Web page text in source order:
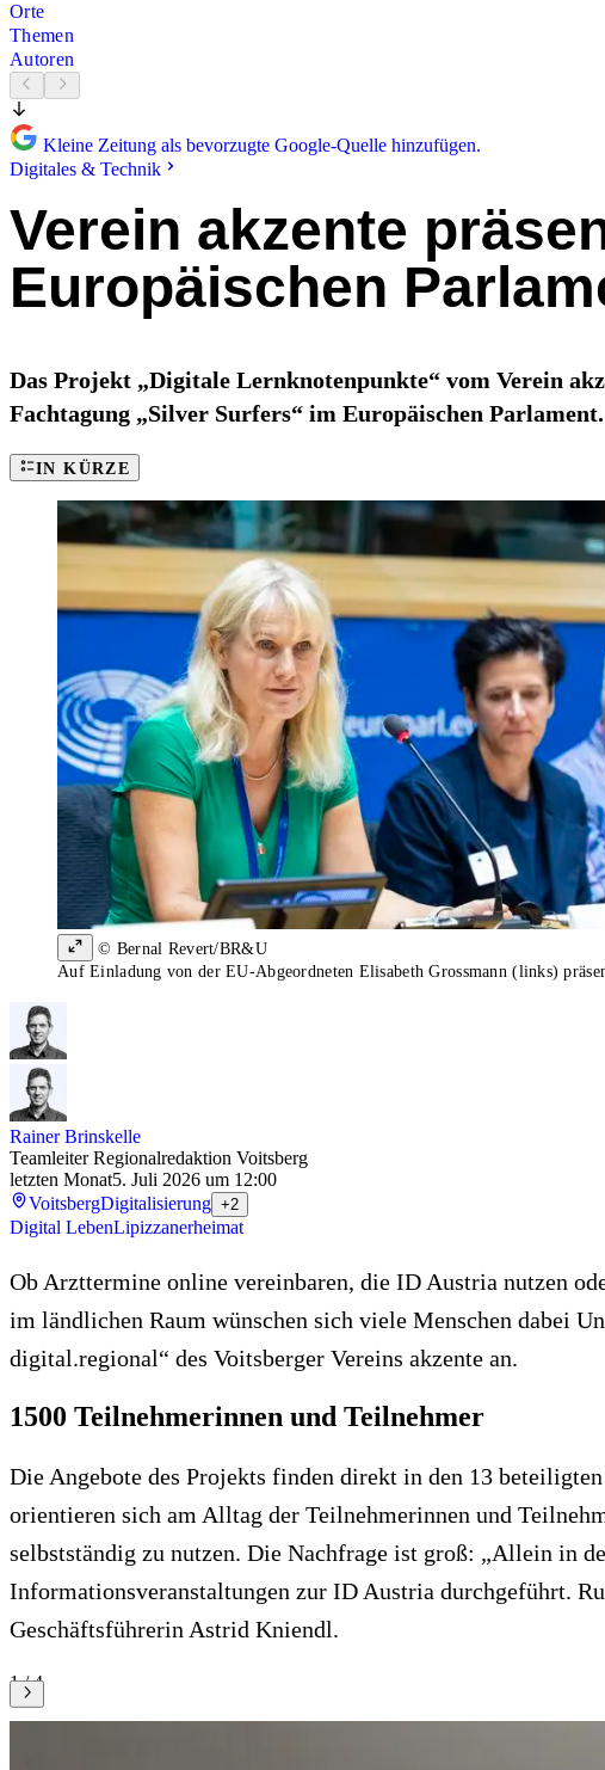
Orte
Themen
Autoren
Kleine Zeitung als bevorzugte Google-Quelle hinzufügen.
Digitales & Technik
Verein akzente
Europäischen
Das Projekt „Digitale Lernknotenpunkte“ vom Verein
Fachtagung „Silver Surfers“ im Europäischen Parlament.
IN KÜRZE
© Bernal Revert/BR&U
Auf Einladung von der EU-Abgeordneten Elisabeth Grossmann (links)
Rainer Brinskelle
Teamleiter Regionalredaktion Voitsberg
letzten Monat5. Juli 2026 um 12:00
VoitsbergDigitalisierung +2
Digital LebenLipizzanerheimat
Ob Arzttermine online vereinbaren, die ID Austria nutzen
im ländlichen Raum wünschen sich viele Menschen dabei
digital.regional“ des Voitsberger Vereins akzente an.
1500 Teilnehmerinnen und Teilnehmer
Die Angebote des Projekts finden direkt in den 13
orientieren sich am Alltag der Teilnehmerinnen und
selbstständig zu nutzen. Die Nachfrage ist groß: „Allein in
Informationsveranstaltungen zur ID Austria durchgeführt.
Geschäftsführerin Astrid Kniendl.
1 / 4